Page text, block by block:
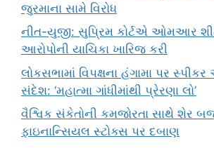
જુરમાના સામે વિરોધ
નીત-યુજી: સુપ્રિમ કોર્ટએ ઓમઆર
આરોપોની યાચિકા ખારિજ કરી
લોકસભામાં વિપક્ષના હંગામા પર
સંદેશ: ‘મહાત્મા ગાંધીમાંથી પ્રેરણા લો’
વૈશ્વિક સંકેતોની કમજોરતા સાથે શેર
ફાઇનાન્સિયલ સ્ટોક્સ પર દબાણ